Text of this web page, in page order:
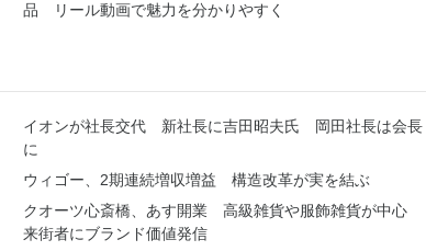
品 リール動画で魅力を分かりやすく
イオンが社長交代 新社長に吉田昭夫氏 岡田社長は会長
に
ウィゴー、2期連続増収増益 構造改革が実を結ぶ
クオーツ心斎橋、あす開業 高級雑貨や服飾雑貨が中心
来街者にブランド価値発信